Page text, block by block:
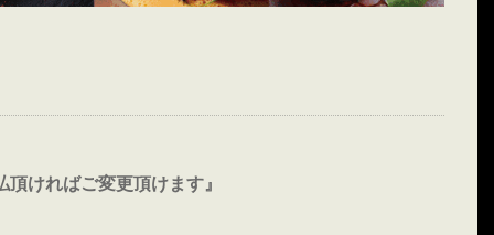
ければご変更頂けます』